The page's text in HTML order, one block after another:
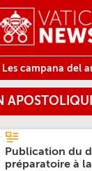
Les campana del
Publication du
préparatoire à